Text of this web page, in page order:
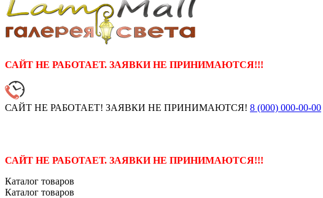
САЙТ НЕ РАБОТАЕТ. ЗАЯВКИ НЕ ПРИНИМАЮТСЯ!!!
САЙТ НЕ РАБОТАЕТ! ЗАЯВКИ НЕ ПРИНИМАЮТСЯ! 8 (000) 000-00-00
САЙТ НЕ РАБОТАЕТ. ЗАЯВКИ НЕ ПРИНИМАЮТСЯ!!!
Каталог товаров
Каталог товаров